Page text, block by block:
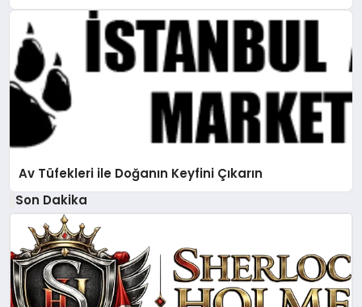
Av Tüfekleri ile Doğanın Keyfini Çıkarın
Son Dakika